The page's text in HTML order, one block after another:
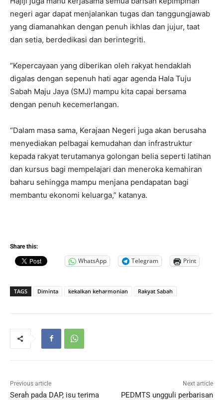
negeri agar dapat menjalankan tugas dan tanggungjawab
yang diamanahkan dengan penuh ikhlas dan jujur, taat
dan setia, berdedikasi dan berintegriti.
“Kepercayaan yang diberikan oleh rakyat hendaklah
digalas dengan sepenuh hati agar agenda Hala Tuju
Sabah Maju Jaya (SMJ) mampu kita capai bersama
dengan penuh kecemerlangan.
“Dalam masa sama, Kerajaan Negeri juga akan berusaha
menyediakan pelbagai kemudahan dan infrastruktur
kepada rakyat terutamanya golongan belia seperti latihan
dan kursus bagi mempelajari dan meneroka kemahiran
baharu sehingga mampu menjana pendapatan bagi
membantu ekonomi keluarga,” katanya.
Share this:
WhatsApp Telegram Print
TAGS Diminta kekalkan keharmonian Rakyat Sabah
Previous article
Serah pada DAP, isu terima
Next article
PEDMTS ungguli perbarisan